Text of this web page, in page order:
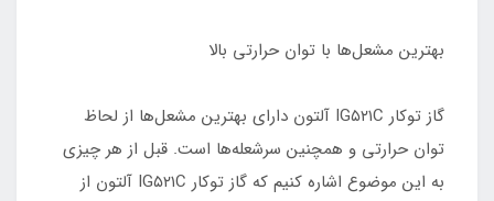
بهترین مشعل‌ها با توان حرارتی بالا
گاز توکار IG۵۲۱C آلتون دارای بهترین مشعل‌ها از لحاظ
توان حرارتی و همچنین سرشعله‌ها است. قبل از هر چیزی
به این موضوع اشاره کنیم که گاز توکار IG۵۲۱C آلتون از